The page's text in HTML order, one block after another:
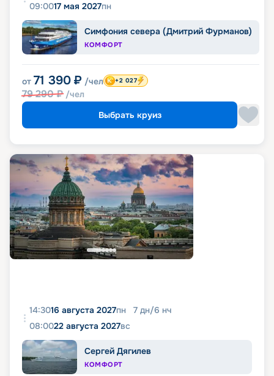
09:0017 мая 2027пн
Симфония севера (Дмитрий Фурманов)
КОМФОРТ
от 71 390 ₽ /чел
79 290₽ /чел
+2 027
Выбрать круиз
14:3016 августа 2027пн 7 дн/6 нч
08:0022 августа 2027вс
Сергей Дягилев
КОМФОРТ